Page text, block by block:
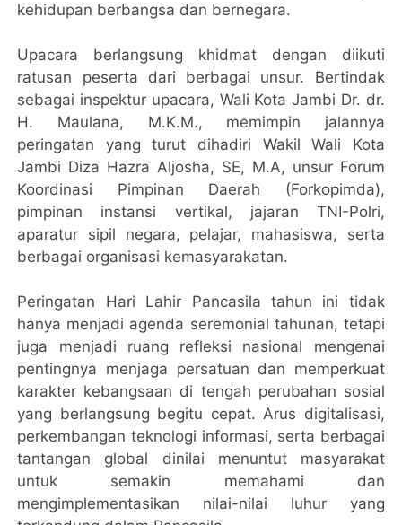
kehidupan berbangsa dan bernegara.
Upacara berlangsung khidmat dengan diikuti
ratusan peserta dari berbagai unsur. Bertindak
sebagai inspektur upacara, Wali Kota Jambi Dr. dr.
H. Maulana, M.K.M., memimpin jalannya
peringatan yang turut dihadiri Wakil Wali Kota
Jambi Diza Hazra Aljosha, SE, M.A, unsur Forum
Koordinasi Pimpinan Daerah (Forkopimda),
pimpinan instansi vertikal, jajaran TNI-Polri,
aparatur sipil negara, pelajar, mahasiswa, serta
berbagai organisasi kemasyarakatan.
Peringatan Hari Lahir Pancasila tahun ini tidak
hanya menjadi agenda seremonial tahunan, tetapi
juga menjadi ruang refleksi nasional mengenai
pentingnya menjaga persatuan dan memperkuat
karakter kebangsaan di tengah perubahan sosial
yang berlangsung begitu cepat. Arus digitalisasi,
perkembangan teknologi informasi, serta berbagai
tantangan global dinilai menuntut masyarakat
untuk semakin memahami dan
mengimplementasikan nilai-nilai luhur yang